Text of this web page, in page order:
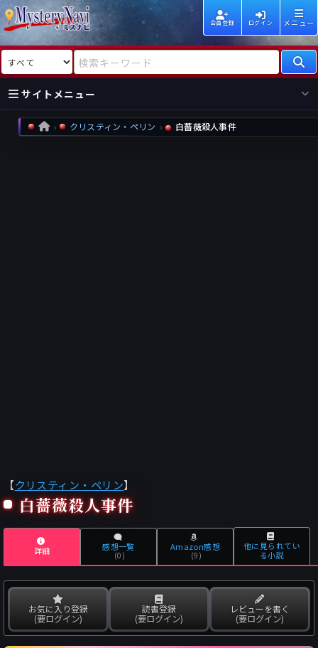
会員登録 ログイン メニュー
検索対象 検索キーワード
サイトメニュー
国内
海外
新着
HOME クリスティン・ペリン 白薔薇殺人事件
【クリスティン・ペリン】
白薔薇殺人事件
詳細 感想一覧
(0)
Amazon感想
(9)
他に見られてい
る小説
お気に入り登録
(要ログイン)
読書登録
(要ログイン)
レビューを書く
(要ログイン)